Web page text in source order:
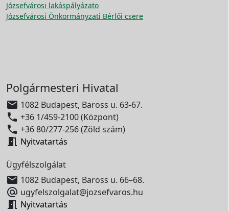
Józsefvárosi lakáspályázato
Józsefvárosi Önkormányzati Bérlői csere
Polgármesteri Hivatal
 1082 Budapest, Baross u. 63-67.
 +36 1/459-2100 (Központ)
 +36 80/277-256 (Zöld szám)
 Nyitvatartás
Ügyfélszolgálat
 1082 Budapest, Baross u. 66–68.
 ugyfelszolgalat@jozsefvaros.hu
 Nyitvatartás